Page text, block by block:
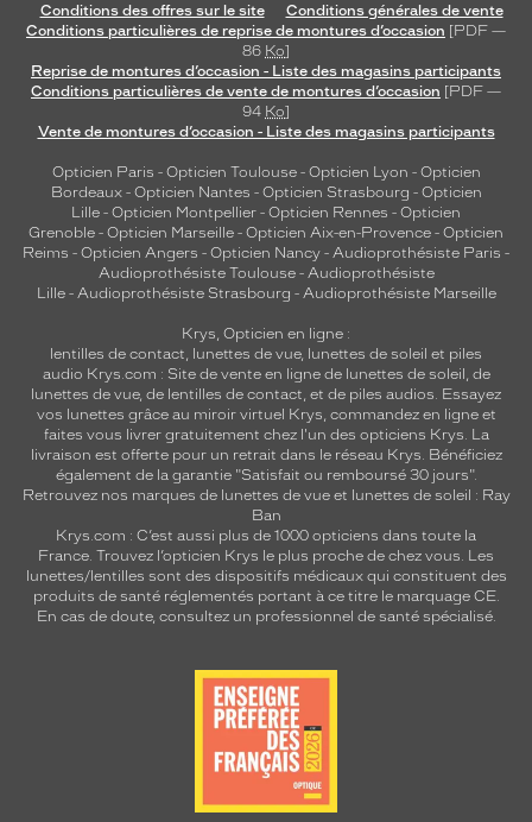
Conditions des offres sur le site
Conditions générales de vente
Conditions particulières de reprise de montures d’occasion [PDF —
86 Ko]
Reprise de montures d’occasion - Liste des magasins participants
Conditions particulières de vente de montures d’occasion [PDF —
94 Ko]
Vente de montures d’occasion - Liste des magasins participants
Opticien Paris - Opticien Toulouse- Opticien Lyon - Opticien
Bordeaux- Opticien Nantes - Opticien Strasbourg - Opticien
Lille - Opticien Montpellier - Opticien Rennes - Opticien
Grenoble - Opticien Marseille - Opticien Aix-en-Provence - Opticien
Reims - Opticien Angers - Opticien Nancy - Audioprothésiste Paris -
Audioprothésiste Toulouse- Audioprothésiste
Lille- Audioprothésiste Strasbourg - Audioprothésiste Marseille
Krys, Opticien en ligne :
lentilles de contact, lunettes de vue, lunettes de soleil et piles
audio Krys.com : Site de vente en ligne de lunettes de soleil, de
lunettes de vue, de lentilles de contact, et de piles audios. Essayez
vos lunettes grâce au miroir virtuel Krys, commandez en ligne et
faites vous livrer gratuitement chez l'un des opticiens Krys. La
livraison est offerte pour un retrait dans le réseau Krys. Bénéficiez
également de la garantie "Satisfait ou remboursé 30 jours".
Retrouvez nos marques de lunettes de vue et lunettes de soleil : Ray
Ban
Krys.com : C’est aussi plus de 1000 opticiens dans toute la
France. Trouvez l’opticien Krys le plus proche de chez vous. Les
lunettes/lentilles sont des dispositifs médicaux qui constituent des
produits de santé réglementés portant à ce titre le marquage CE.
En cas de doute, consultez un professionnel de santé spécialisé.